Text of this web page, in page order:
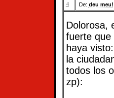
4 De: deu meu!
Dolorosa,
fuerte que
haya
la
todos los
zp):